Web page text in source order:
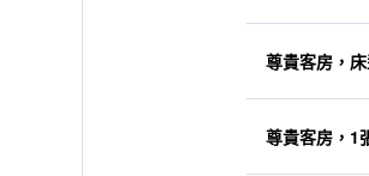
尊貴客房，
尊貴客房，1